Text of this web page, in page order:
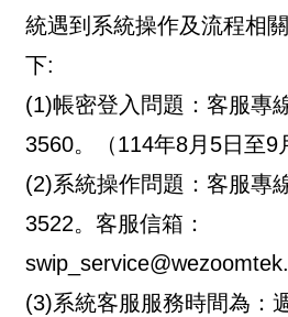
統遇到系統操作及流程相
下:
(1)帳密登入問題：客服專
3560。（114年8月5日至9
(2)系統操作問題：客服專
3522。客服信箱：
(3)系統客服服務時間為：